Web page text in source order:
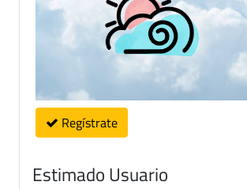
Regístrate
Estimado Usuario